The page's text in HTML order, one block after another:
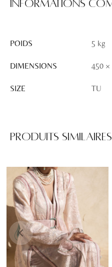
Informations
POIDS 5 kg
DIMENSIONS 450 ×
SIZE TU
Produits similaires